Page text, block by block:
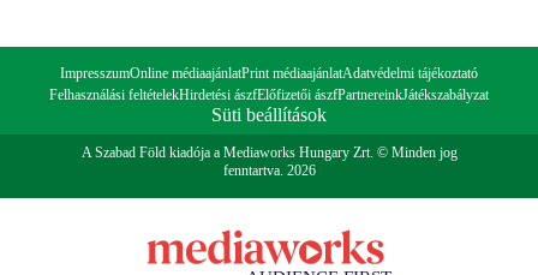
ImpresszumOnline médiaajánlatPrint médiaajánlatAdatvédelmi tájékoztató
Felhasználási feltételekHirdetési ászfElőfizetői ászfPartnereinkJátékszabályzat
Süti beállítások
A Szabad Föld kiadója a Mediaworks Hungary Zrt. © Minden jog
fenntartva. 2026